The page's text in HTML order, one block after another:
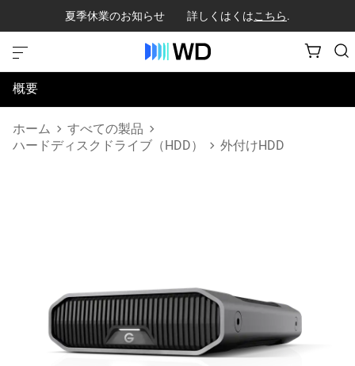
夏季休業のお知らせ 詳しくはくはこちら.
概要
仕様
ホーム
すべての製品
ハードディスクドライブ（HDD）
外付けHDD